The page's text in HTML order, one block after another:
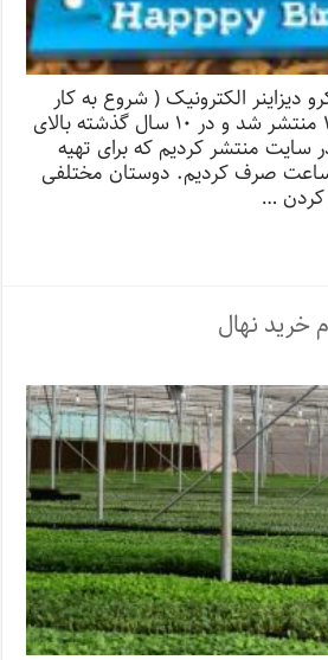
دیزاینر الکترونیک ( شروع به کار
سایت ) در ۱۲ آذر ۱۳۹۲ منتشر شد و در ۱۰ سال گذشته بالای
سایت منتشر کردیم که برای تهیه‌
ساعت صرف کردیم. دوستان مختلفی
کردن …